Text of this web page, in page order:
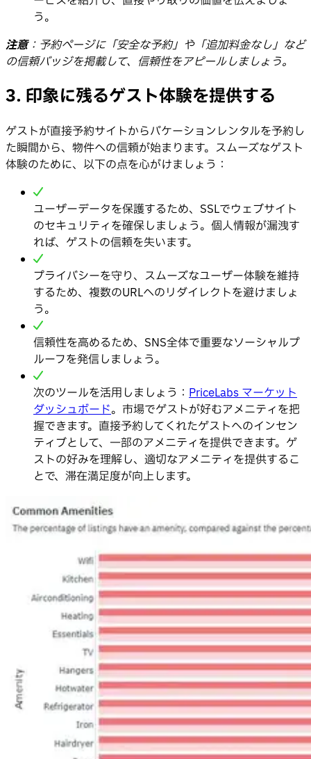
う。
注意：予約ページに「安全な予約」や「追加料金なし」など
の信頼バッジを掲載して、信頼性をアピールしましょう。
3. 印象に残るゲスト体験を提供する
ゲストが直接予約サイトからバケーションレンタルを予約し
た瞬間から、物件への信頼が始まります。スムーズなゲスト
体験のために、以下の点を心がけましょう：
ユーザーデータを保護するため、SSLでウェブサイト
のセキュリティを確保しましょう。個人情報が漏洩す
れば、ゲストの信頼を失います。
プライバシーを守り、スムーズなユーザー体験を維持
するため、複数のURLへのリダイレクトを避けましょ
う。
信頼性を高めるため、SNS全体で重要なソーシャルプ
ルーフを発信しましょう。
次のツールを活用しましょう： PriceLabs マーケット
ダッシュボード。市場でゲストが好むアメニティを把
握できます。直接予約してくれたゲストへのインセン
ティブとして、一部のアメニティを提供できます。ゲ
ストの好みを理解し、適切なアメニティを提供するこ
とで、滞在満足度が向上します。